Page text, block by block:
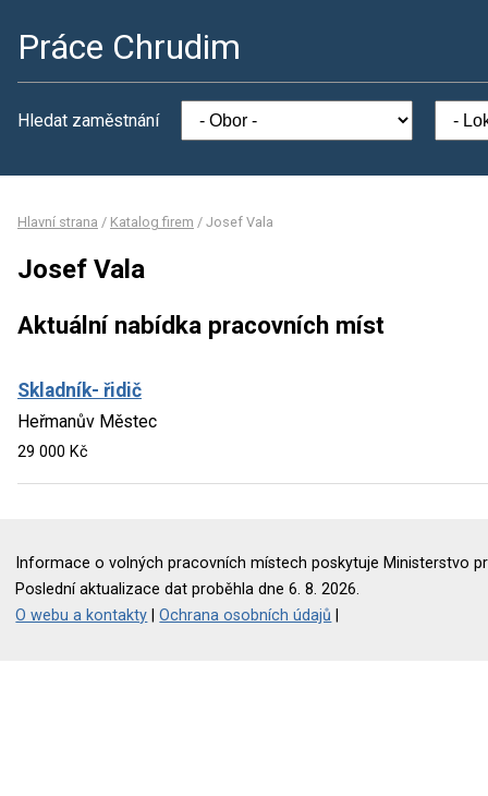
Práce Chrudim
Hledat zaměstnání
Hlavní strana / Katalog firem / Josef Vala
Josef Vala
Aktuální nabídka pracovních míst
Skladník- řidič
Heřmanův Městec
29 000 Kč
Informace o volných pracovních místech poskytuje Ministerstvo
Poslední aktualizace dat proběhla dne 6. 8. 2026.
O webu a kontakty |Ochrana osobních údajů